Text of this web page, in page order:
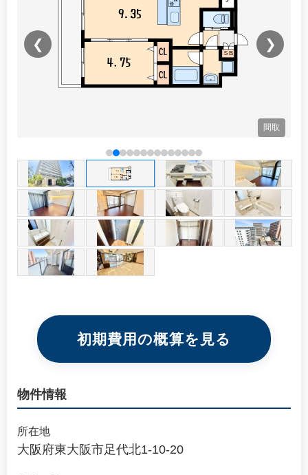
間取
❮ ❯
初期費用の概算を見る
物件情報
所在地
大阪府東大阪市足代北1-10-20